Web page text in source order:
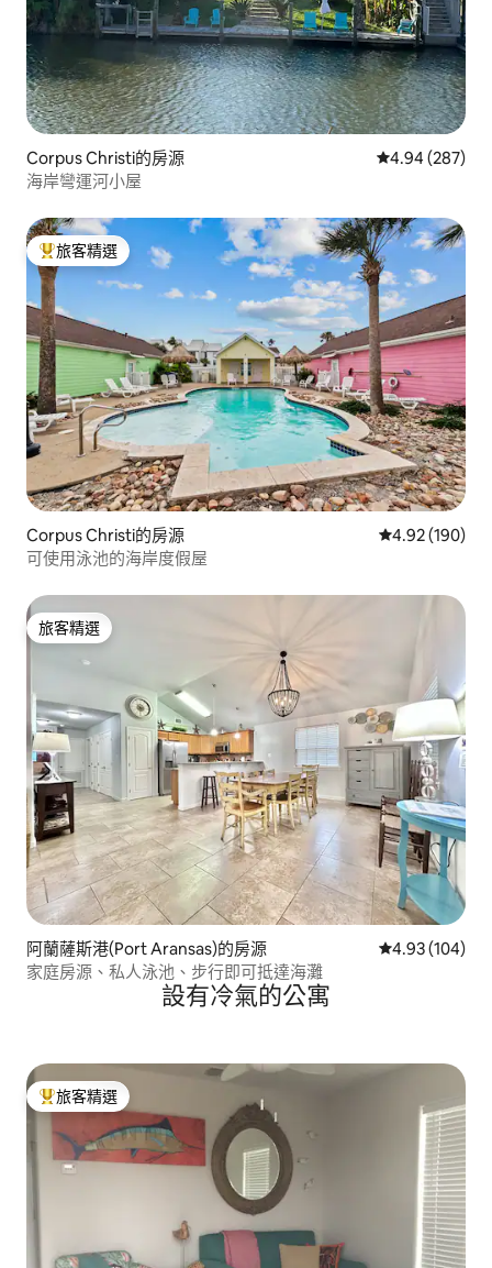
Corpus Christi的房源 從 287 則評價
4.94 (287)
海岸彎運河小屋
旅客精選榜首
旅客精選
Corpus Christi的房源 從 190 則評價
4.92 (190)
可使用泳池的海岸度假屋
旅客精選
旅客精選
阿蘭薩斯港(Port Aransas)的房源 從 104 則評價
4.93 (104)
家庭房源、私人泳池、步行即可抵達海灘
設有冷氣的公寓
旅客精選榜首
旅客精選